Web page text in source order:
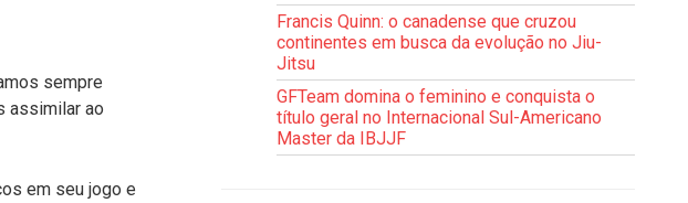
sempre
assimilar ao
em seu jogo e
Francis Quinn: o canadense que cruzou
continentes em busca da evolução no Jiu-
Jitsu
GFTeam domina o feminino e conquista o
título geral no Internacional Sul-Americano
Master da IBJJF